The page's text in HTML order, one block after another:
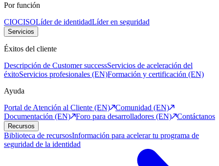
Por función
CIOCISOLíder de identidadLíder en seguridad
Servicios
Éxitos del cliente
Descripción de Customer successServicios de aceleración del
éxitoServicios profesionales (EN)Formación y certificación (EN)
Ayuda
Portal de Atención al Cliente (EN)
Comunidad (EN)
Documentación (EN)
Foro para desarrolladores (EN) Contáctanos
Recursos
Biblioteca de recursosInformación para acelerar tu programa de
seguridad de la identidad